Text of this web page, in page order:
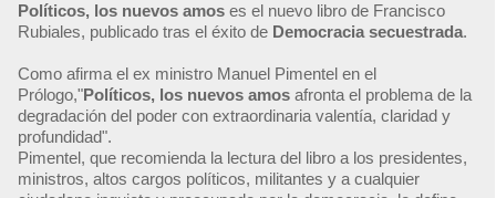
Políticos, los nuevos amos es el nuevo libro de Francisco
Rubiales, publicado tras el éxito de Democracia secuestrada.
Como afirma el ex ministro Manuel Pimentel en el
Prólogo,"Políticos, los nuevos amos afronta el problema de la
degradación del poder con extraordinaria valentía, claridad y
profundidad".
Pimentel, que recomienda la lectura del libro a los presidentes,
ministros, altos cargos políticos, militantes y a cualquier